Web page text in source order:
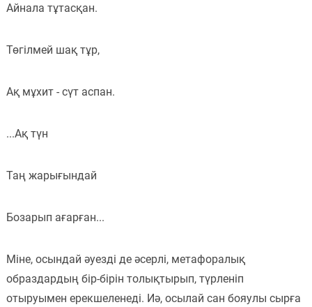
Айнала тұтасқан.
Төгілмей шақ тұр,
Ақ мұхит - сүт аспан.
...Ақ түн
Таң жарығындай
Бозарып ағарған...
Міне, осындай әуезді де әсерлі, метафоралық
образдардың бір-бірін толықтырып, түрленіп
отыруымен ерекшеленеді. Иә, осылай сан бояулы сырға